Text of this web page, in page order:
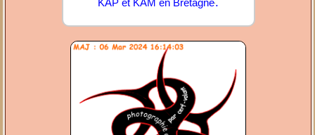
KAP et KAM en Bretagne.